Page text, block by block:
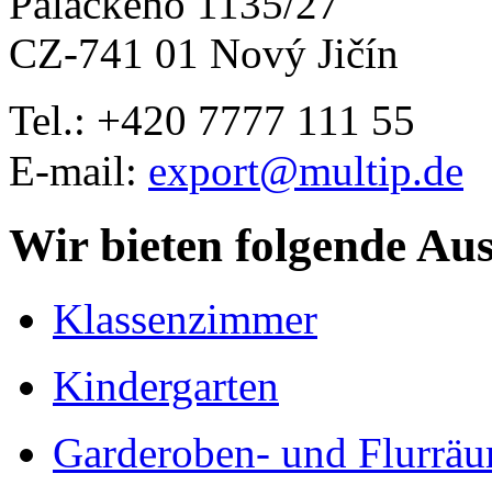
CZ-741 01 Nový Jičín
Tel.: +420 7777 111 55
E-mail: export@multip.de
Wir bieten folgende
Klassenzimmer
Kindergarten
Garderoben- und